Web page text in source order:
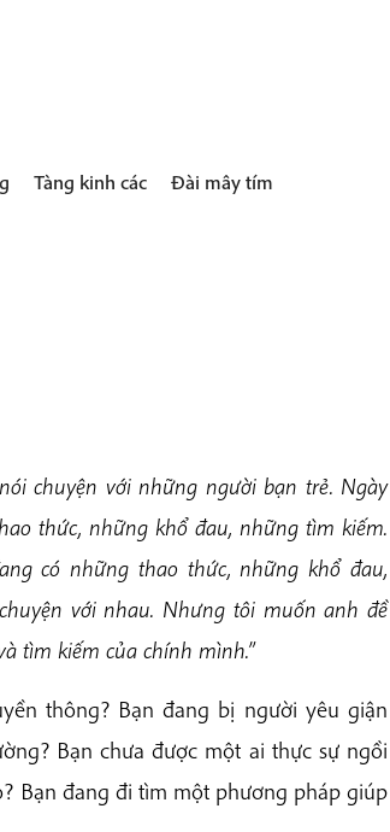
Tàng kinh các Đài mây tím
chuyện với những người bạn trẻ. Ngày
thức, những khổ đau, những tìm kiếm.
có những thao thức, những khổ đau,
với nhau. Nhưng tôi muốn anh đề
tìm kiếm của chính mình.”
thông? Bạn đang bị người yêu giận
Bạn chưa được một ai thực sự ngồi
Bạn đang đi tìm một phương pháp giúp